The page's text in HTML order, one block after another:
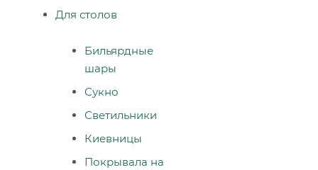
Для столов
Бильярдные
шары
Сукно
Светильники
Киевницы
Покрывала на